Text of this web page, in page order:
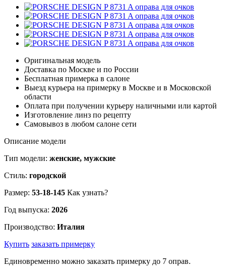
Оригинальная модель
Доставка по Москве и по России
Бесплатная примерка в салоне
Выезд курьера на примерку в Москве и в Московской
области
Оплата при получении курьеру наличными или картой
Изготовление линз по рецепту
Самовывоз в любом салоне сети
Описание модели
Тип модели: женские, мужские
Стиль: городской
Размер: 53-18-145 Как узнать?
Год выпуска: 2026
Производство: Италия
Купить заказать примерку
Единовременно можно заказать примерку до 7 оправ.